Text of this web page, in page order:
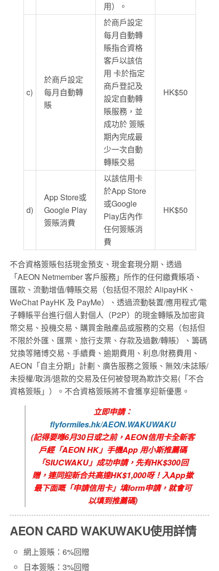
用）。
c)
於商戶設定
每月自動轉
賬
於商戶設定
每月自動轉
賬指合資格
客戶以該信
用 卡於指定
商戶登記及
設定自動轉
賬服務，並
成功於 簽賬
期內完成最
少一次自動
轉賬交易
HK$50
d)
App Store或
Google Play
簽賬消費
以該信用卡
於App Store
或Google
Play店內作
任何簽賬消
費
HK$50
不合資格簽賬包括現金預支、現金套現分期、透過
「AEON Netmember 客戶服務」所作的任何繳費賬項、
匯款、流動增值/轉賬交易（包括但不限於 AlipayHK、
WeChat PayHK 及 PayMe）、透過流動裝置/應用程式/電
子轉賬平台進行個人對個人（P2P）的現金轉賬及加密貨
幣交易、投機交易、購買金融產品或服務的交易（包括但
不限於外匯、匯票、旅行支票、存款及過數/轉賬）、籌碼
兌換等賭博交易、手續費、逾期費用、利息/財務費用、
AEON「自主分期」計劃、廣告服務之簽賬、無效/未誌賬/
未授權/取消/退款的交易及任何被發現為欺詐交易(「不合
資格簽賬」）。不合資格簽賬將不會獲享迎新優惠。
立即申請：
flyformiles.hk/AEON.WAKUWAKU
(記得要喺6月30日或之前，AEON信用卡全新客
戶經「AEON HK」手機App用小斯推薦碼
「SIUCWAKU」成功申請，先有HK$300回
贈，連同迎新合共高達HK$1,000呀！入App撳
最下面嘅「申請信用卡」填form申請，就會可
以填到推薦碼)
AEON CARD WAKUWAKU使用詳情
網上簽賬：6%回贈
日本簽賬：3%回贈